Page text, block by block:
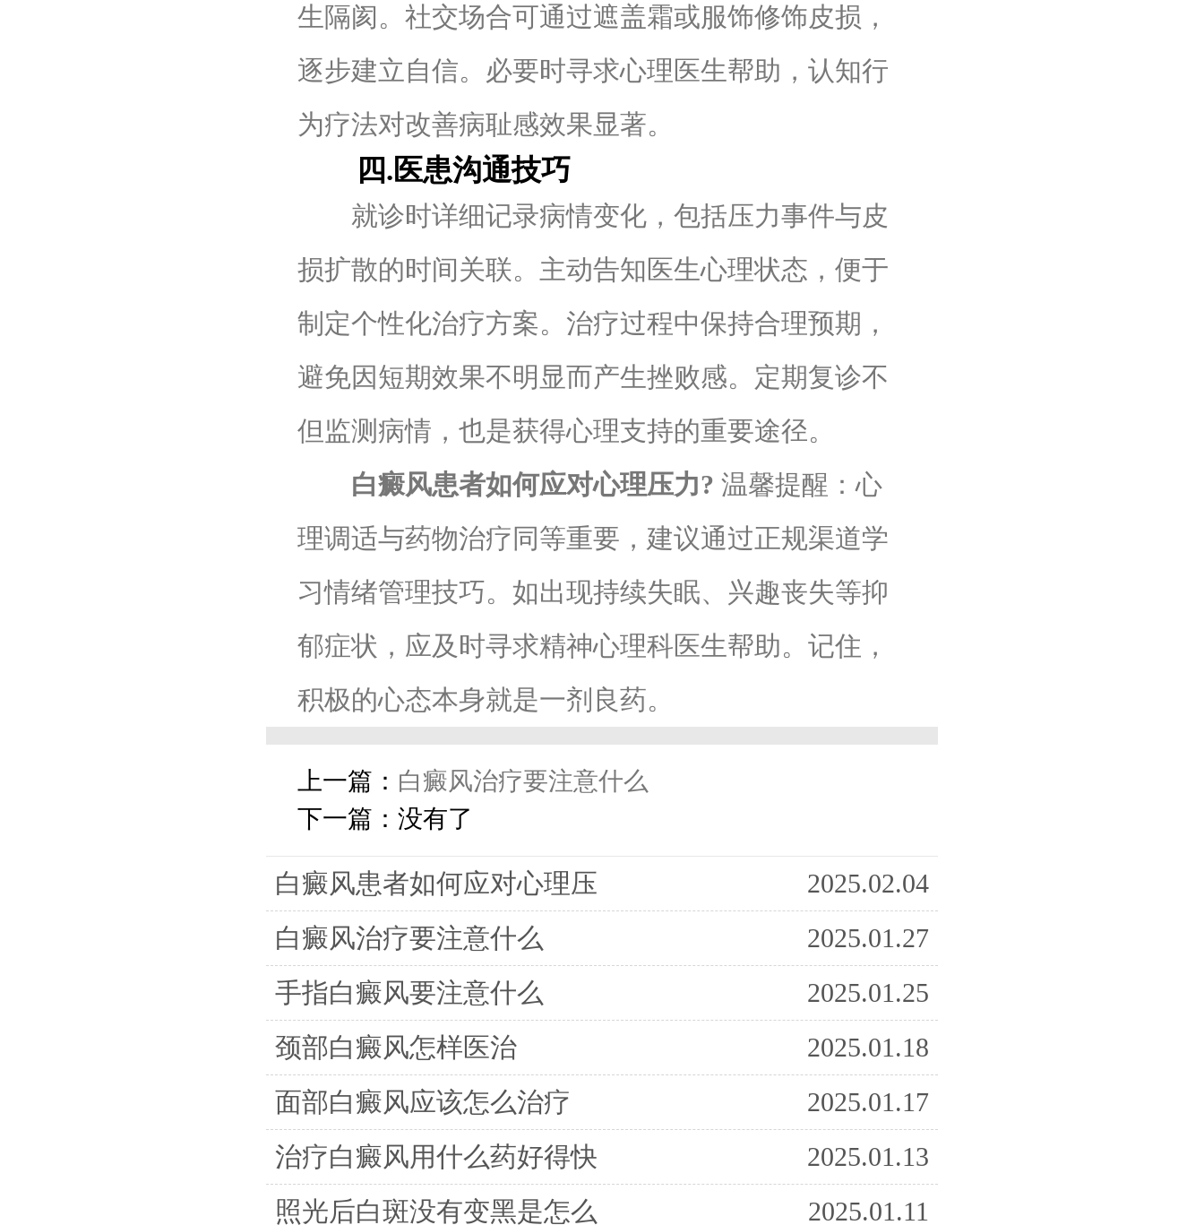
生隔阂。社交场合可通过遮盖霜或服饰修饰皮损，
逐步建立自信。必要时寻求心理医生帮助，认知行
为疗法对改善病耻感效果显著。
四.医患沟通技巧
就诊时详细记录病情变化，包括压力事件与皮
损扩散的时间关联。主动告知医生心理状态，便于
制定个性化治疗方案。治疗过程中保持合理预期，
避免因短期效果不明显而产生挫败感。定期复诊不
但监测病情，也是获得心理支持的重要途径。
白癜风患者如何应对心理压力? 温馨提醒：心
理调适与药物治疗同等重要，建议通过正规渠道学
习情绪管理技巧。如出现持续失眠、兴趣丧失等抑
郁症状，应及时寻求精神心理科医生帮助。记住，
积极的心态本身就是一剂良药。
上一篇： 白癜风治疗要注意什么
下一篇：没有了
白癜风患者如何应对心理压
2025.02.04
白癜风治疗要注意什么
2025.01.27
手指白癜风要注意什么
2025.01.25
颈部白癜风怎样医治
2025.01.18
面部白癜风应该怎么治疗
2025.01.17
治疗白癜风用什么药好得快
2025.01.13
照光后白斑没有变黑是怎么
2025.01.11